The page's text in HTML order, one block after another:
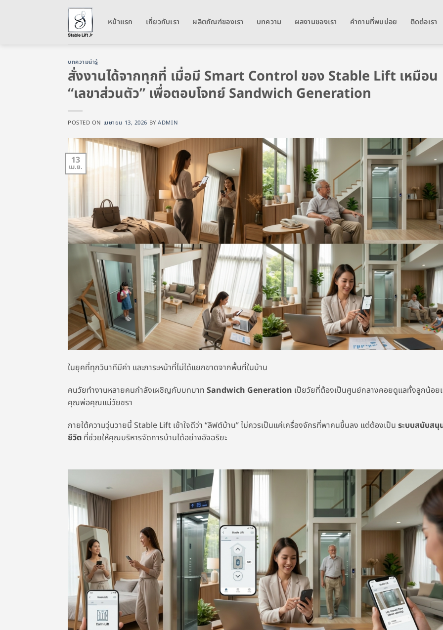
หน้าแรก เกี่ยวกับเรา ผลิตภัณฑ์ของเรา บทความ ผลงานของเรา คำถามที่พบบ่อย ติดต่อเรา
บทความน่ารู้
สั่งงานได้จากทุกที่ เมื่อมี Smart Control ของ Stable Lift เหมือน
“เลขาส่วนตัว” เพื่อตอบโจทย์ Sandwich Generation
POSTED ON เมษายน 13, 2026 BYADMIN
13
เม.ย.
ในยุคที่ทุกวินาทีมีค่า และภาระหน้าที่ไม่ได้แยกขาดจากพื้นที่ในบ้าน
คนวัยทำงานหลายคนกำลังเผชิญกับบทบาท Sandwich Generation เป็ยวัยที่ต้องเป็นศูนย์กลางคอยดูแลทั้งลูกน้อย
คุณพ่อคุณแม่วัยชรา
ภายใต้ความวุ่นวายนี้ Stable Lift เข้าใจดีว่า “ลิฟต์บ้าน” ไม่ควรเป็นแค่เครื่องจักรที่พาคนขึ้นลง แต่ต้องเป็น ระบบสนับสนุ
ชีวิต ที่ช่วยให้คุณบริหารจัดการบ้านได้อย่างอัจฉริยะ